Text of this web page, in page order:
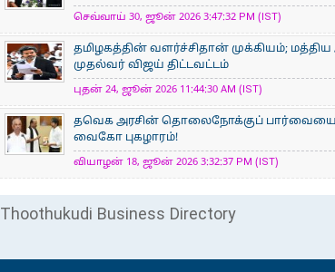
செவ்வாய் 30, ஜூன் 2026 3:47:32 PM (IST)
தமிழகத்தின் வளர்ச்சிதான் முக்கியம்;
முதல்வர் விஜய் திட்டவட்டம்
புதன் 24, ஜூன் 2026 11:44:30 AM (IST)
தவெக அரசின் தொலைநோக்குப் பார்வையை
வைகோ புகழாரம்!
வியாழன் 18, ஜூன் 2026 3:32:37 PM (IST)
Thoothukudi Business Directory